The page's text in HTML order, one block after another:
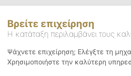
Βρείτε επιχείρηση
Η κατάταξη περιλαμβάνει τους
Ψάχνετε επιχείρηση; Ελέγξτε τη
Χρησιμοποιήστε την καλύτερη